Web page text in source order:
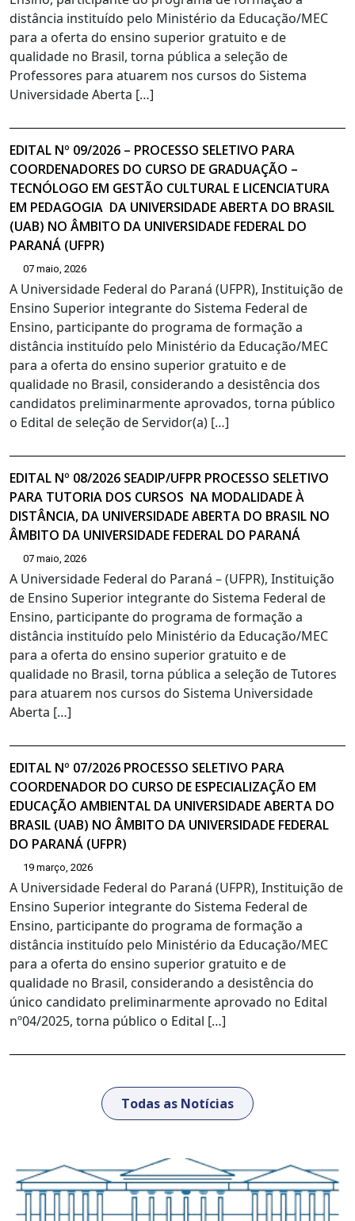
distância instituído pelo Ministério da Educação/MEC
para a oferta do ensino superior gratuito e de
qualidade no Brasil, torna pública a seleção de
Professores para atuarem nos cursos do Sistema
Universidade Aberta […]
EDITAL Nº 09/2026 – PROCESSO SELETIVO PARA
COORDENADORES DO CURSO DE GRADUAÇÃO –
TECNÓLOGO EM GESTÃO CULTURAL E LICENCIATURA
EM PEDAGOGIA DA UNIVERSIDADE ABERTA DO BRASIL
(UAB) NO ÂMBITO DA UNIVERSIDADE FEDERAL DO
PARANÁ (UFPR)
07 maio, 2026
A Universidade Federal do Paraná (UFPR), Instituição de
Ensino Superior integrante do Sistema Federal de
Ensino, participante do programa de formação a
distância instituído pelo Ministério da Educação/MEC
para a oferta do ensino superior gratuito e de
qualidade no Brasil, considerando a desistência dos
candidatos preliminarmente aprovados, torna público
o Edital de seleção de Servidor(a) […]
EDITAL Nº 08/2026 SEADIP/UFPR PROCESSO SELETIVO
PARA TUTORIA DOS CURSOS NA MODALIDADE À
DISTÂNCIA, DA UNIVERSIDADE ABERTA DO BRASIL NO
ÂMBITO DA UNIVERSIDADE FEDERAL DO PARANÁ
07 maio, 2026
A Universidade Federal do Paraná – (UFPR), Instituição
de Ensino Superior integrante do Sistema Federal de
Ensino, participante do programa de formação a
distância instituído pelo Ministério da Educação/MEC
para a oferta do ensino superior gratuito e de
qualidade no Brasil, torna pública a seleção de Tutores
para atuarem nos cursos do Sistema Universidade
Aberta […]
EDITAL Nº 07/2026 PROCESSO SELETIVO PARA
COORDENADOR DO CURSO DE ESPECIALIZAÇÃO EM
EDUCAÇÃO AMBIENTAL DA UNIVERSIDADE ABERTA DO
BRASIL (UAB) NO ÂMBITO DA UNIVERSIDADE FEDERAL
DO PARANÁ (UFPR)
19 março, 2026
A Universidade Federal do Paraná (UFPR), Instituição de
Ensino Superior integrante do Sistema Federal de
Ensino, participante do programa de formação a
distância instituído pelo Ministério da Educação/MEC
para a oferta do ensino superior gratuito e de
qualidade no Brasil, considerando a desistência do
único candidato preliminarmente aprovado no Edital
nº04/2025, torna público o Edital […]
Todas as Notícias